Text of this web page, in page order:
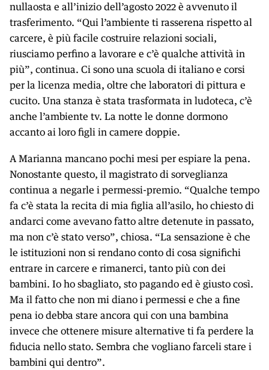
nullaosta e all’inizio dell’agosto 2022 è avvenuto il
trasferimento. “Qui l’ambiente ti rasserena rispetto al
carcere, è più facile costruire relazioni sociali,
riusciamo perfino a lavorare e c’è qualche attività in
più”, continua. Ci sono una scuola di italiano e corsi
per la licenza media, oltre che laboratori di pittura e
cucito. Una stanza è stata trasformata in ludoteca, c’è
anche l’ambiente tv. La notte le donne dormono
accanto ai loro figli in camere doppie.
A Marianna mancano pochi mesi per espiare la pena.
Nonostante questo, il magistrato di sorveglianza
continua a negarle i permessi-premio. “Qualche tempo
fa c’è stata la recita di mia figlia all’asilo, ho chiesto di
andarci come avevano fatto altre detenute in passato,
ma non c’è stato verso”, chiosa. “La sensazione è che
le istituzioni non si rendano conto di cosa significhi
entrare in carcere e rimanerci, tanto più con dei
bambini. Io ho sbagliato, sto pagando ed è giusto così.
Ma il fatto che non mi diano i permessi e che a fine
pena io debba stare ancora qui con una bambina
invece che ottenere misure alternative ti fa perdere la
fiducia nello stato. Sembra che vogliano farceli stare i
bambini qui dentro”.